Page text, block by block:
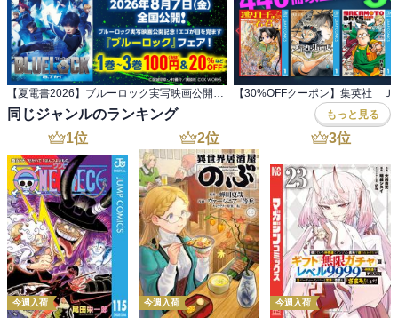
同じジャンルのランキング もっと見る
1位
今週入荷
2位
今週入荷
3位
今週入荷